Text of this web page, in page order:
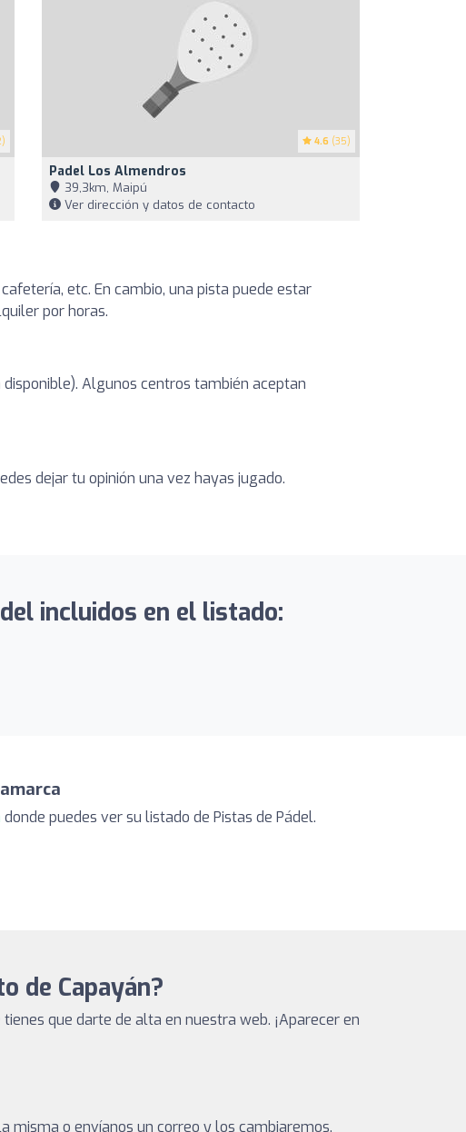
4.6 (35)
Padel Los Almendros
39,3km, Maipú
Ver dirección y datos de contacto
etc. En cambio, una pista puede estar
por horas.
Algunos centros también aceptan
dejar tu opinión una vez hayas jugado.
incluidos en el listado:
donde puedes ver su listado de Pistas de Pádel.
de Capayán?
que darte de alta en nuestra web. ¡Aparecer en
misma o envíanos un correo y los cambiaremos.